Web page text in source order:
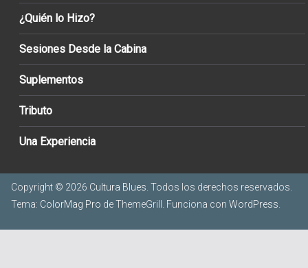
¿Quién lo Hizo?
Sesiones Desde la Cabina
Suplementos
Tributo
Una Experiencia
Copyright © 2026 Cultura Blues. Todos los derechos reservados.
Tema: ColorMag Pro de ThemeGrill. Funciona con WordPress.